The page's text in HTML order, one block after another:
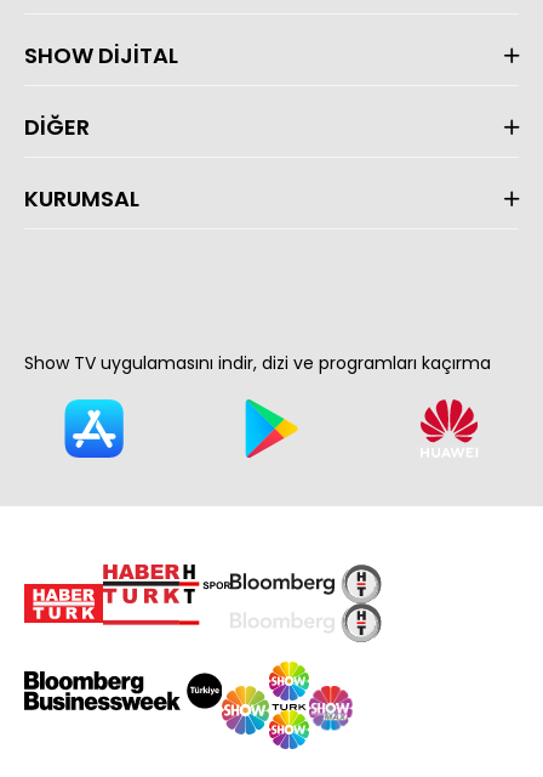
SHOW DİJİTAL
DİĞER
KURUMSAL
Show TV uygulamasını indir, dizi ve programları kaçırma